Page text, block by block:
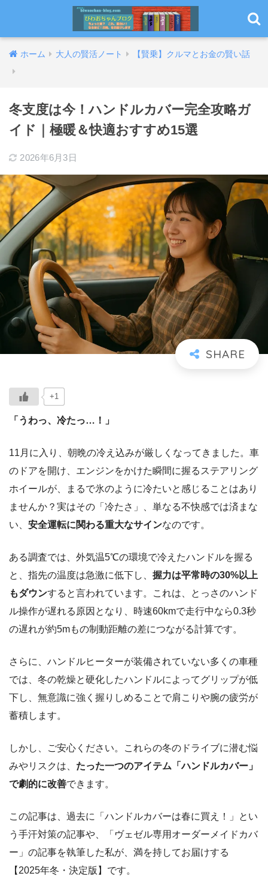
ホーム 大人の賢活ノート 【賢乗】クルマとお金の賢い話
冬支度は今！ハンドルカバー完全攻略ガ
イド｜極暖＆快適おすすめ15選
2026年6月3日
+1
「うわっ、冷たっ…！」
11月に入り、朝晩の冷え込みが厳しくなってきました。車
のドアを開け、エンジンをかけた瞬間に握るステアリング
ホイールが、まるで氷のように冷たいと感じることはあり
ませんか？実はその「冷たさ」、単なる不快感では済まな
い、 安全運転に関わる重大なサインなのです。
ある調査では、外気温5℃の環境で冷えたハンドルを握る
と、指先の温度は急激に低下し、 握力は平常時の30%以上
もダウンすると言われています。これは、とっさのハンド
ル操作が遅れる原因となり、時速60kmで走行中なら0.3秒
の遅れが約5mもの制動距離の差につながる計算です。
さらに、ハンドルヒーターが装備されていない多くの車種
では、冬の乾燥と硬化したハンドルによってグリップが低
下し、無意識に強く握りしめることで肩こりや腕の疲労が
蓄積します。
しかし、ご安心ください。これらの冬のドライブに潜む悩
みやリスクは、 たった一つのアイテム「ハンドルカバー」
で劇的に改善できます。
この記事は、過去に「ハンドルカバーは春に買え！」とい
う手汗対策の記事や、「ヴェゼル専用オーダーメイドカバ
ー」の記事を執筆した私が、満を持してお届けする
【2025年冬・決定版】です。